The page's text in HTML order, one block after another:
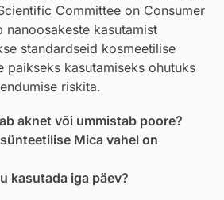
Committee on Consumer
nanoosakeste kasutamist
standardseid kosmeetilise
paikseks kasutamiseks ohutuks
riskita.
aknet või ummistab poore?
Mica vahel on
kasutada iga päev?